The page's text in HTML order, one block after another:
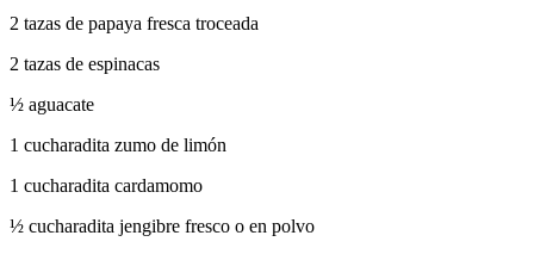
2 tazas de papaya fresca troceada
2 tazas de espinacas
½ aguacate
1 cucharadita zumo de limón
1 cucharadita cardamomo
½ cucharadita jengibre fresco o en polvo